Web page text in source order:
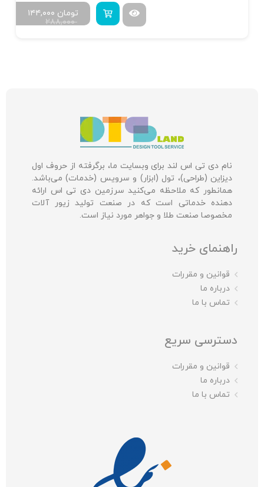
۲۸۸,۰۰۰
۱۴۴,۰۰۰ تومان
نام دی تی اس لند برای وبسایت ما، برگرفته از حروف اول
دیزاین (طراحی)، تول (ابزار) و سرویس (خدمات) می‌باشد.
همانطور که ملاحظه می‌کنید سرزمین دی تی اس ارائه
دهنده خدماتی است که در صنعت تولید زیور آلات
مخصوصا صنعت طلا و جواهر مورد نیاز است.
راهنمای خرید
قوانین و مقررات
درباره ما
تماس با ما
دسترسی سریع
قوانین و مقررات
درباره ما
تماس با ما